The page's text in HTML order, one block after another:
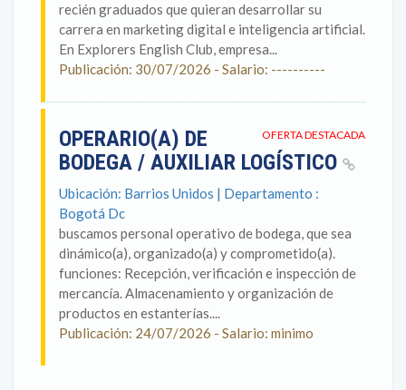
recién graduados que quieran desarrollar su
carrera en marketing digital e inteligencia artificial.
En Explorers English Club, empresa...
Publicación: 30/07/2026 - Salario: ----------
OFERTA DESTACADA
OPERARIO(A) DE
BODEGA / AUXILIAR LOGÍSTICO
Ubicación: Barrios Unidos | Departamento :
Bogotá Dc
buscamos personal operativo de bodega, que sea
dinámico(a), organizado(a) y comprometido(a).
funciones: Recepción, verificación e inspección de
mercancía. Almacenamiento y organización de
productos en estanterías....
Publicación: 24/07/2026 - Salario: minimo